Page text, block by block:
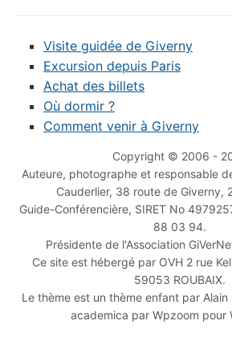
Visite guidée de Giverny
Excursion depuis Paris
Achat des billets
Où dormir ?
Comment venir à Giverny
Copyright © 2006 -
Auteure, photographe et responsable
Cauderlier, 38 route de Giverny,
Guide-Conférencière, SIRET No
88 03 94.
Présidente de l'Association
Ce site est hébergé par OVH 2 rue
59053 ROUBAIX.
Le thème est un thème enfant par
academica par Wpzoom pour